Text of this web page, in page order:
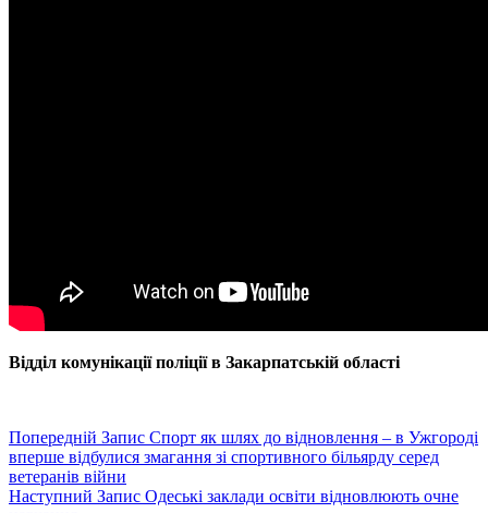
Відділ комунікації поліції в Закарпатській області
Попередній Запис Спорт як шлях до відновлення – в Ужгороді
вперше відбулися змагання зі спортивного більярду серед
ветеранів війни
Наступний Запис Одеські заклади освіти відновлюють очне